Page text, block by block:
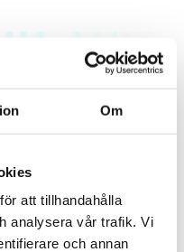
Om
att tillhandahålla
analysera vår trafik. Vi
och annan